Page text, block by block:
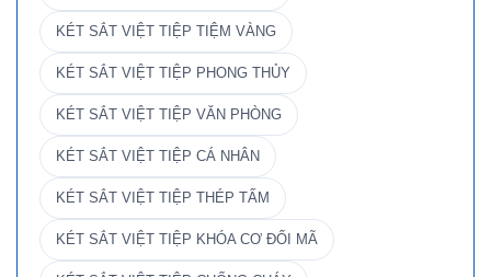
KÉT SẮT VIỆT TIỆP TIỆM VÀNG
KÉT SẮT VIỆT TIỆP PHONG THỦY
KÉT SẮT VIỆT TIỆP VĂN PHÒNG
KÉT SẮT VIỆT TIỆP CÁ NHÂN
KÉT SẮT VIỆT TIỆP THÉP TẤM
KÉT SẮT VIỆT TIỆP KHÓA CƠ ĐỔI MÃ